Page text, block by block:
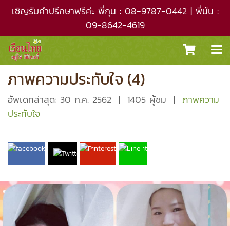
เชิญรับคำปรึกษาฟรีค่ะ พี่กุน : 08-9787-0442 | พี่นัน :
09-8642-4619
ภาพความประทับใจ (4)
อัพเดทล่าสุด: 30 ก.ค. 2562 | 1405 ผู้ชม | ภาพความ
ประทับใจ